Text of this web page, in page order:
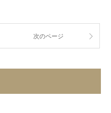
次のページ